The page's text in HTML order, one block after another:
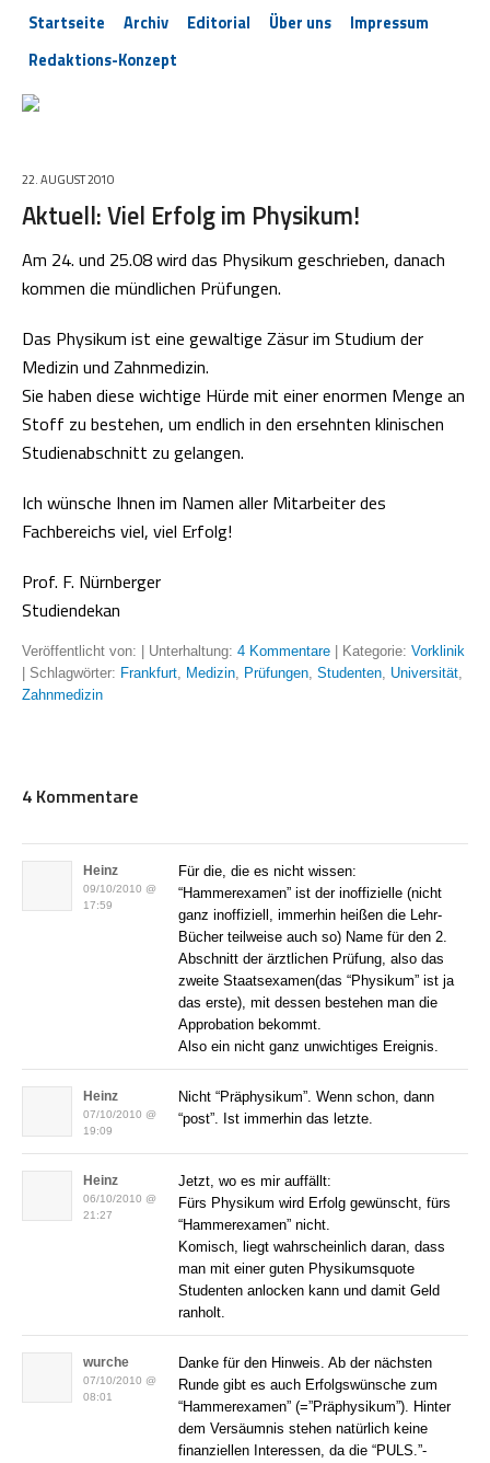
Startseite Archiv Editorial Über uns
Impressum
Redaktions-Konzept
22. AUGUST 2010
Aktuell: Viel Erfolg im Physikum!
Am 24. und 25.08 wird das Physikum geschrieben, danach
kommen die mündlichen Prüfungen.
Das Physikum ist eine gewaltige Zäsur im Studium der
Medizin und Zahnmedizin.
Sie haben diese wichtige Hürde mit einer enormen Menge an
Stoff zu bestehen, um endlich in den ersehnten klinischen
Studienabschnitt zu gelangen.
Ich wünsche Ihnen im Namen aller Mitarbeiter des
Fachbereichs viel, viel Erfolg!
Prof. F. Nürnberger
Studiendekan
Veröffentlicht von: | Unterhaltung: 4 Kommentare | Kategorie: Vorklinik
| Schlagwörter: Frankfurt, Medizin, Prüfungen, Studenten, Universität,
Zahnmedizin
4 Kommentare
Heinz
09/10/2010 @
17:59
Für die, die es nicht wissen:
“Hammerexamen” ist der inoffizielle (nicht
ganz inoffiziell, immerhin heißen die Lehr-
Bücher teilweise auch so) Name für den 2.
Abschnitt der ärztlichen Prüfung, also das
zweite Staatsexamen(das “Physikum” ist ja
das erste), mit dessen bestehen man die
Approbation bekommt.
Also ein nicht ganz unwichtiges Ereignis.
Heinz
07/10/2010 @
19:09
Nicht “Präphysikum”. Wenn schon, dann
“post”. Ist immerhin das letzte.
Heinz
06/10/2010 @
21:27
Jetzt, wo es mir auffällt:
Fürs Physikum wird Erfolg gewünscht, fürs
“Hammerexamen” nicht.
Komisch, liegt wahrscheinlich daran, dass
man mit einer guten Physikumsquote
Studenten anlocken kann und damit Geld
ranholt.
wurche
07/10/2010 @
08:01
Danke für den Hinweis. Ab der nächsten
Runde gibt es auch Erfolgswünsche zum
“Hammerexamen” (=”Präphysikum”). Hinter
dem Versäumnis stehen natürlich keine
finanziellen Interessen, da die “PULS.”-